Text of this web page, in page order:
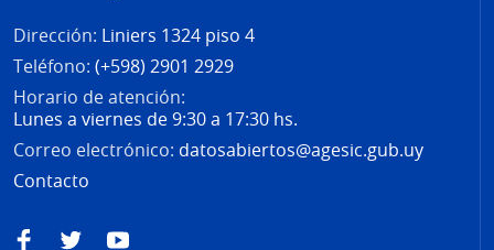
Dirección: Liniers 1324 piso 4
Teléfono: (+598) 2901 2929
Horario de atención:
Lunes a viernes de 9:30 a 17:30 hs.
Correo electrónico: datosabiertos@agesic.gub.uy
Contacto
FacebookTwitterYouTube